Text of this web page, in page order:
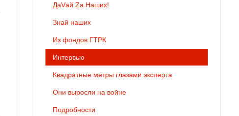
ДаVай Zа Наших!
Знай наших
Из фондов ГТРК
Интервью
Квадратные метры глазами эксперта
Они выросли на войне
Подробности